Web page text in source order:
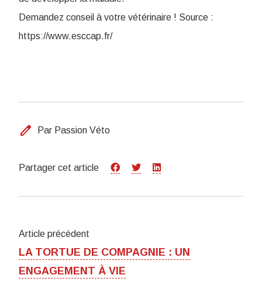
Demandez conseil à votre vétérinaire ! Source :
https://www.esccap.fr/
edit Par Passion Véto
Partager cet article
Article précédent
LA TORTUE DE COMPAGNIE : UN
ENGAGEMENT À VIE